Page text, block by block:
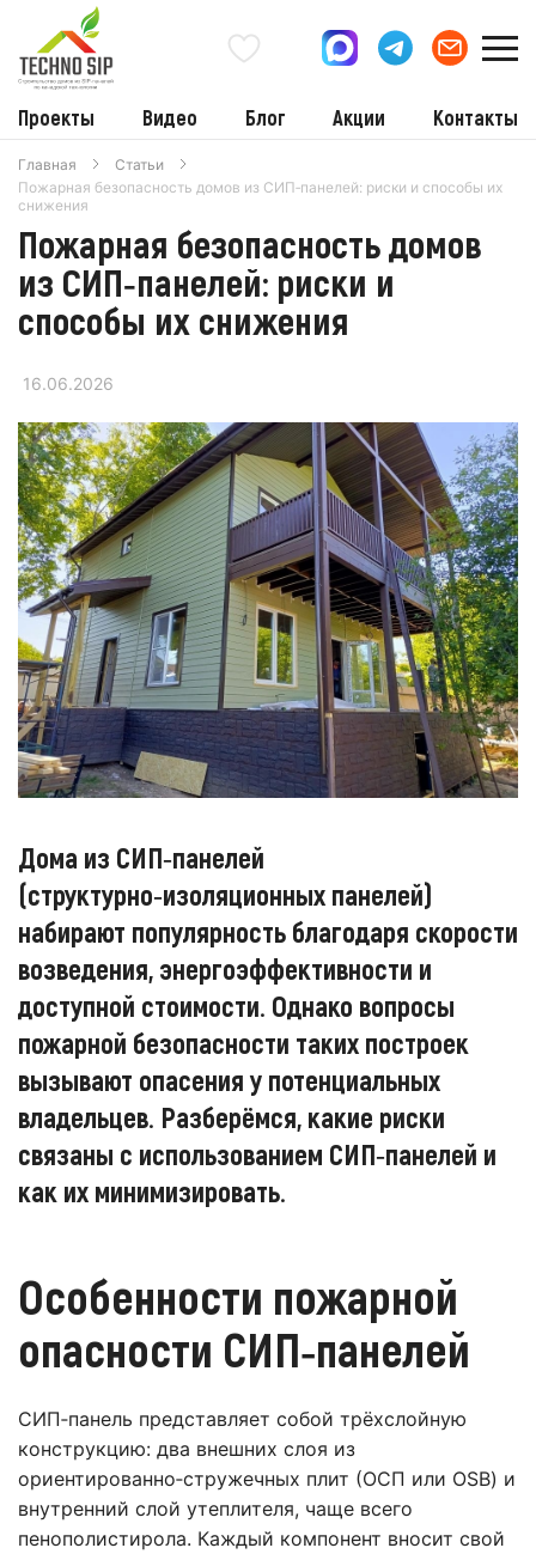
Проекты Видео Блог Акции Контакты
Главная
Статьи
Пожарная безопасность домов из СИП‑панелей: риски и способы их
снижения
Пожарная безопасность домов
из СИП‑панелей: риски и
способы их снижения
16.06.2026
Дома из СИП‑панелей
(структурно‑изоляционных панелей)
набирают популярность благодаря скорости
возведения, энергоэффективности и
доступной стоимости. Однако вопросы
пожарной безопасности таких построек
вызывают опасения у потенциальных
владельцев. Разберёмся, какие риски
связаны с использованием СИП‑панелей и
как их минимизировать.
Особенности пожарной
опасности СИП‑панелей
СИП‑панель представляет собой трёхслойную
конструкцию: два внешних слоя из
ориентированно‑стружечных плит (ОСП или OSB) и
внутренний слой утеплителя, чаще всего
пенополистирола. Каждый компонент вносит свой